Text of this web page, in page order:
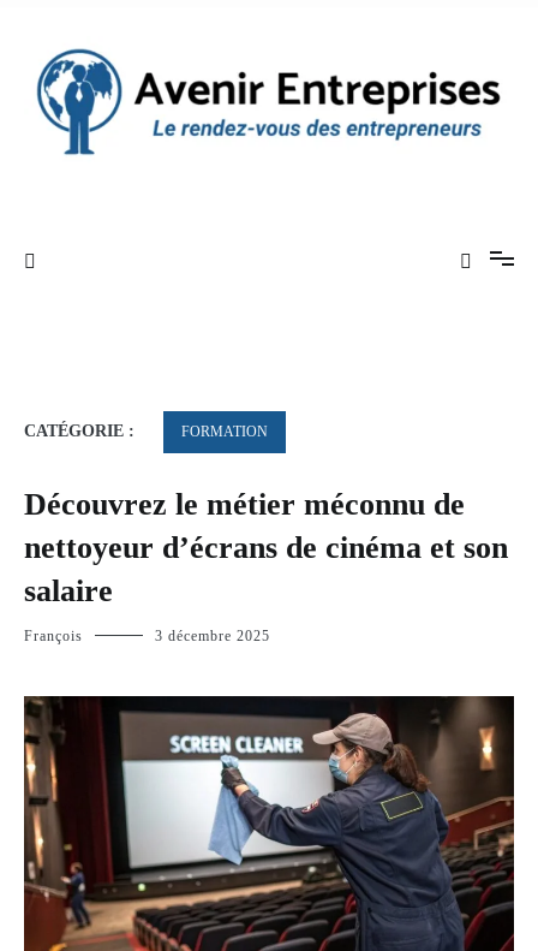
contenu
CATÉGORIE : FORMATION
Découvrez le métier méconnu de
nettoyeur d’écrans de cinéma et son
salaire
François 3 décembre 2025